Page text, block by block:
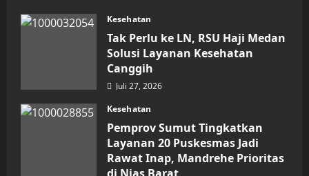
Kesehatan
Tak Perlu ke LN, RSU Haji Medan
Solusi Layanan Kesehatan
Canggih
Juli 27, 2026
Kesehatan
Pemprov Sumut Tingkatkan
Layanan 20 Puskesmas Jadi
Rawat Inap, Mandrehe Prioritas